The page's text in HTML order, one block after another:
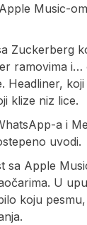
Music-
Zuckerberg
ramovima i…
Headliner,
klize niz lice.
a i
uvodi.
sa Apple
U
koju